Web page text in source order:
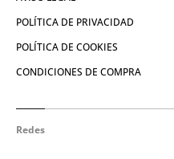
POLÍTICA DE PRIVACIDAD
POLÍTICA DE COOKIES
CONDICIONES DE COMPRA
Redes